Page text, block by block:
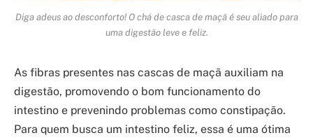
Diga adeus ao desconforto! O chá de casca de maçã é seu aliado para
uma digestão leve e feliz.
As fibras presentes nas cascas de maçã auxiliam na
digestão, promovendo o bom funcionamento do
intestino e prevenindo problemas como constipação.
Para quem busca um intestino feliz, essa é uma ótima